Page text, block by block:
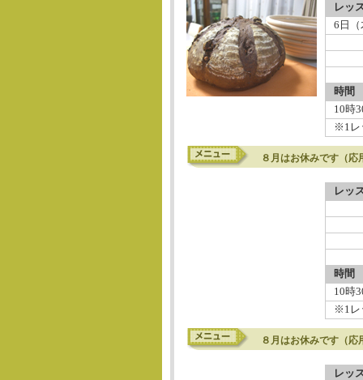
レッ
6日（
時間
10時
※1レ
８月はお休みです（応
レッ
時間
10時
※1レ
８月はお休みです（応
レッ